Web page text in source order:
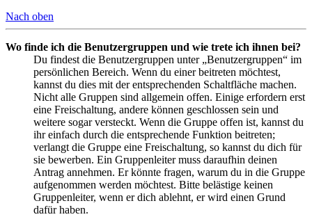
Nach oben
Wo finde ich die Benutzergruppen und wie trete ich ihnen bei?
Du findest die Benutzergruppen unter „Benutzergruppen“ im
persönlichen Bereich. Wenn du einer beitreten möchtest,
kannst du dies mit der entsprechenden Schaltfläche machen.
Nicht alle Gruppen sind allgemein offen. Einige erfordern erst
eine Freischaltung, andere können geschlossen sein und
weitere sogar versteckt. Wenn die Gruppe offen ist, kannst du
ihr einfach durch die entsprechende Funktion beitreten;
verlangt die Gruppe eine Freischaltung, so kannst du dich für
sie bewerben. Ein Gruppenleiter muss daraufhin deinen
Antrag annehmen. Er könnte fragen, warum du in die Gruppe
aufgenommen werden möchtest. Bitte belästige keinen
Gruppenleiter, wenn er dich ablehnt, er wird einen Grund
dafür haben.